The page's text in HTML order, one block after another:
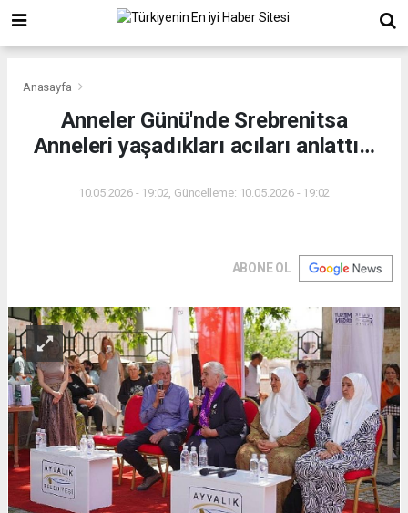
Anasayfa
Anneler Günü'nde Srebrenitsa
Anneleri yaşadıkları acıları anlattı…
10.05.2026 - 19:02, Güncelleme: 10.05.2026 - 19:02
ABONE OL